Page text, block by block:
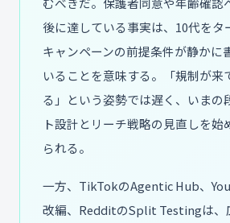
後に達している事実は、10代をタ
キャンペーンの前提条件が静かに
いることを意味する。「規制が来
る」という姿勢では遅く、いまの
ト設計とリーチ戦略の見直しを始
られる。
一方、TikTokのAgentic Hub、
改編、RedditのSplit Testingは、